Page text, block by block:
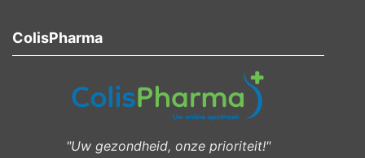
ColisPharma
"Uw gezondheid, onze prioriteit!"